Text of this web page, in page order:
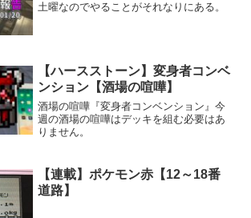
土曜なのでやることがそれなりにある。
【ハースストーン】変身者コンベ
ンション【酒場の喧嘩】
酒場の喧嘩『変身者コンベンション』今
週の酒場の喧嘩はデッキを組む必要はあ
りません。
【連載】ポケモン赤【12～18番
道路】